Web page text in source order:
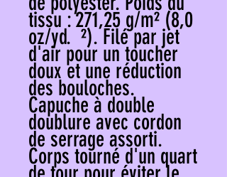
tissu : 271,25 g/m² (8,0
oz/yd.  ²). Filé par jet
d'air pour un toucher
doux et une réduction
des bouloches.
Capuche à double
doublure avec cordon
de serrage assorti.
Corps tourné d'un quart